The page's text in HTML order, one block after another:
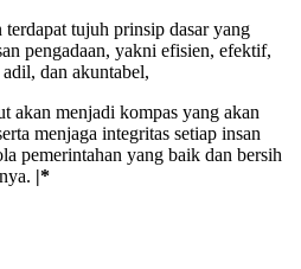
tujuh prinsip dasar yang
pengadaan, yakni efisien, efektif,
dan akuntabel,
akan menjadi kompas yang akan
menjaga integritas setiap insan
pemerintahan yang baik dan bersih
|*